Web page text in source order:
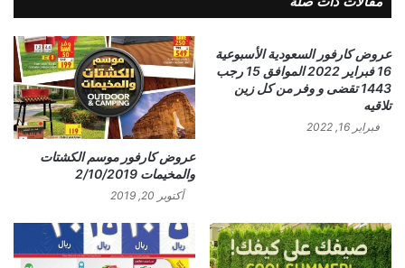
عروض كارفور السعودية الأسبوعية
16 فبراير 2022 الموافق 15 رجب
1443 تقضى و وفر من كل زين
تلاقيه
فبراير 16, 2022
عروض كارفور موسم الكشتات
والمخيمات 2/10/2019
أكتوبر 20, 2019